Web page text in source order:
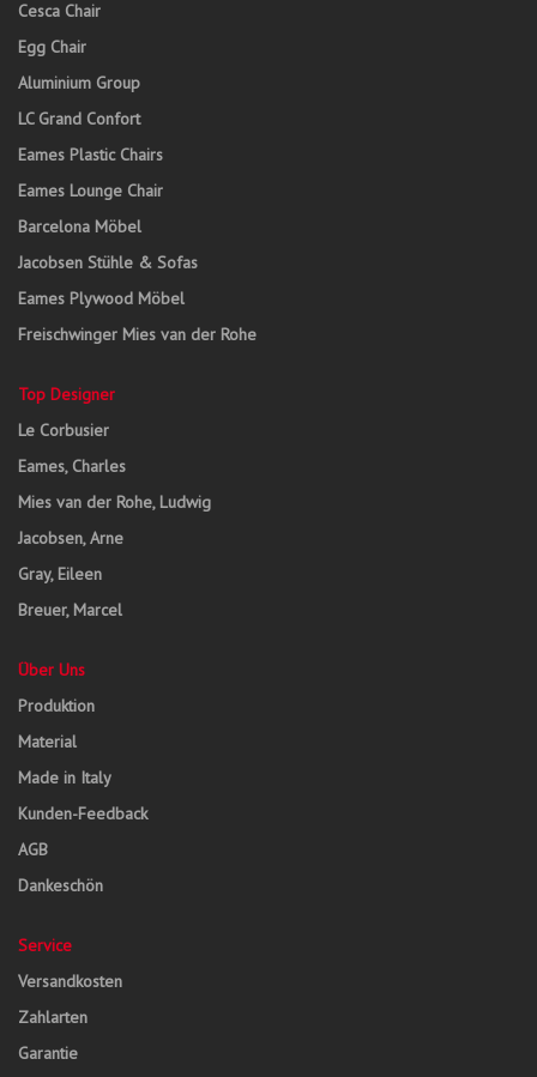
Cesca Chair
Egg Chair
Aluminium Group
LC Grand Confort
Eames Plastic Chairs
Eames Lounge Chair
Barcelona Möbel
Jacobsen Stühle & Sofas
Eames Plywood Möbel
Freischwinger Mies van der Rohe
Top Designer
Le Corbusier
Eames, Charles
Mies van der Rohe, Ludwig
Jacobsen, Arne
Gray, Eileen
Breuer, Marcel
Über Uns
Produktion
Material
Made in Italy
Kunden-Feedback
AGB
Dankeschön
Service
Versandkosten
Zahlarten
Garantie